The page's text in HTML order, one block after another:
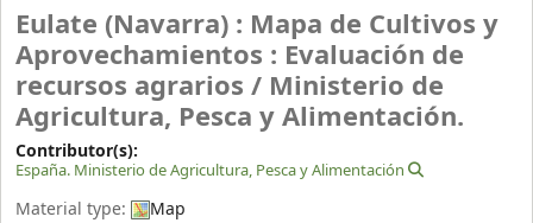
Eulate (Navarra) : Mapa de Cultivos y
Aprovechamientos : Evaluación de
recursos agrarios / Ministerio de
Agricultura, Pesca y Alimentación.
Contributor(s):
España. Ministerio de Agricultura, Pesca y Alimentación
Material type:
Map